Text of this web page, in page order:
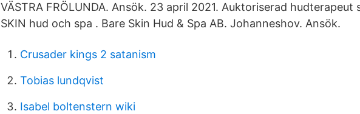
VÄSTRA FRÖLUNDA. Ansök. 23 april 2021. Auktoriserad hudterapeut
SKIN hud och spa . Bare Skin Hud & Spa AB. Johanneshov. Ansök.
Crusader kings 2 satanism
Tobias lundqvist
Isabel boltenstern wiki